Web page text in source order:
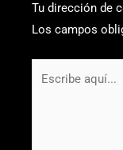
Tu dirección de
Los campos